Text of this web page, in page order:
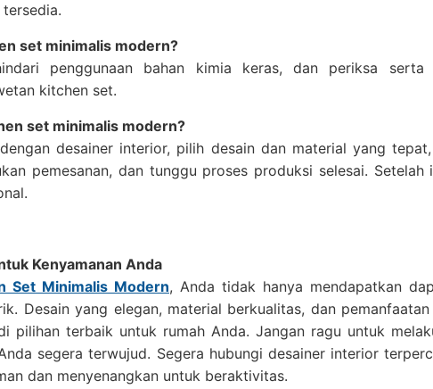
set minimalis modern?
penggunaan bahan kimia keras, dan periksa serta
kitchen set.
set minimalis modern?
desainer interior, pilih desain dan material yang
pemesanan, dan tunggu proses produksi selesai. Setelah
Kenyamanan Anda
Set Minimalis Modern, Anda tidak hanya mendapatkan
Desain yang elegan, material berkualitas, dan
pilihan terbaik untuk rumah Anda. Jangan ragu untuk
segera terwujud. Segera hubungi desainer interior
dan menyenangkan untuk beraktivitas.